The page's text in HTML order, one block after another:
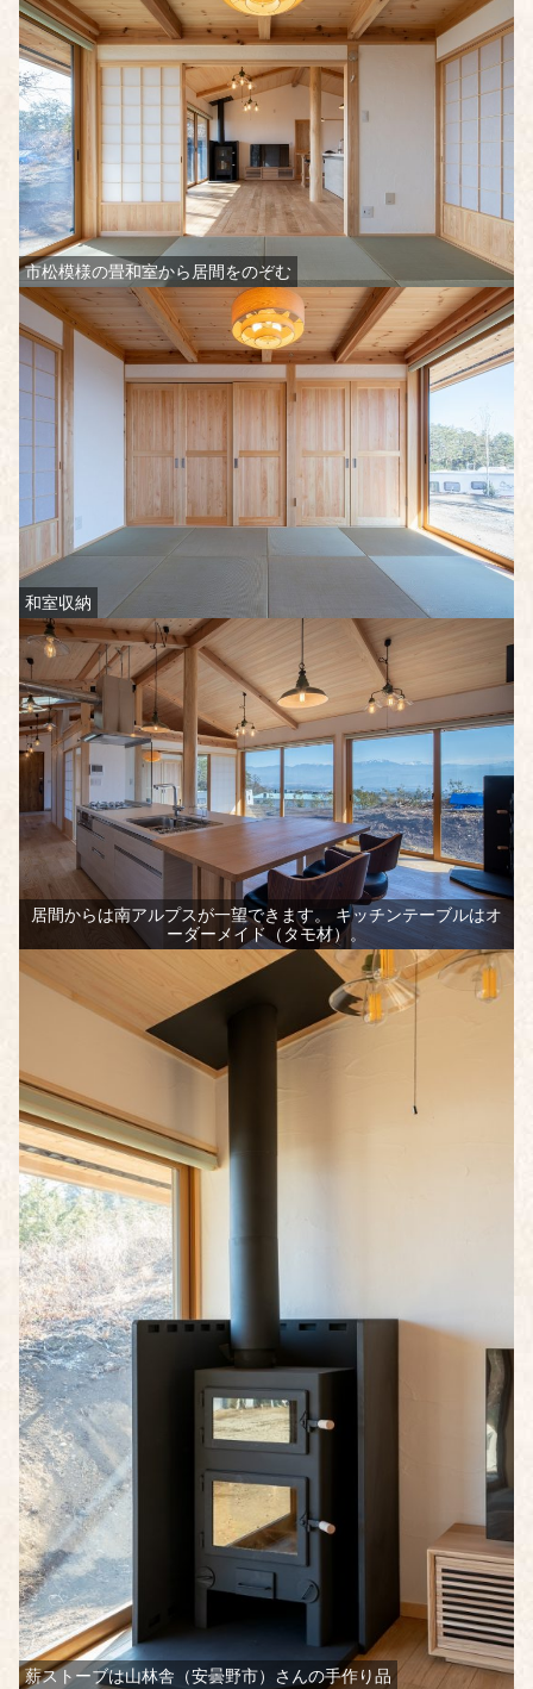
市松模様の畳和室から居間をのぞむ
和室収納
居間からは南アルプスが一望できます。 キッチンテーブルはオ
ーダーメイド（タモ材）。
薪ストーブは山林舎（安曇野市）さんの手作り品